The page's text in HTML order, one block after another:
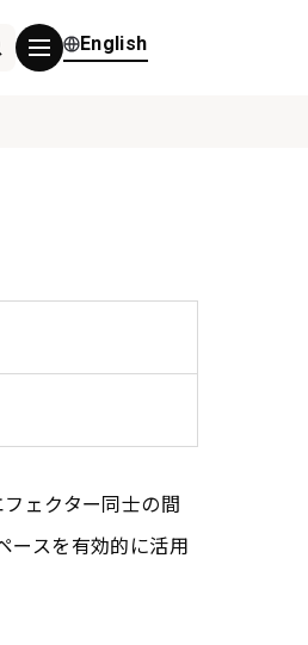
English
ェクター同士の間
ースを有効的に活用